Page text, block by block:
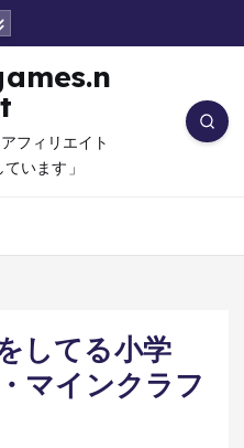
フィリエイト
います」
してる小学
マインクラフ